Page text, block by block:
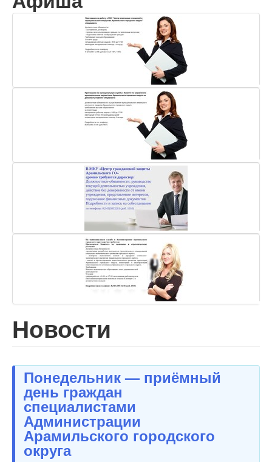
Новости
Понедельник — приёмный
день граждан
специалистами
Администрации
Арамильского городского
округа